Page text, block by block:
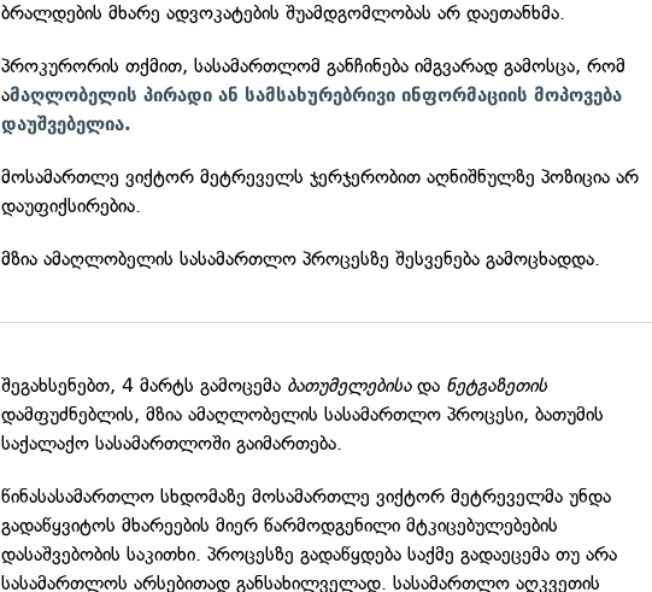
ბრალდების მხარე ადვოკატების შუამდგომლობას არ დაეთანხმა.
პროკურორის თქმით, სასამართლომ განჩინება იმგვარად გამოსცა, რომ
ამაღლობელის პირადი ან სამსახურებრივი ინფორმაციის მოპოვება
დაუშვებელია.
მოსამართლე ვიქტორ მეტრეველს ჯერჯერობით აღნიშნულზე პოზიცია არ
დაუფიქსირებია.
მზია ამაღლობელის სასამართლო პროცესზე შესვენება გამოცხადდა.
შეგახსენებთ, 4 მარტს გამოცემა ბათუმელებისადა ნეტგაზეთის
დამფუძნებლის, მზია ამაღლობელის სასამართლო პროცესი, ბათუმის
საქალაქო სასამართლოში გაიმართება.
წინასასამართლო სხდომაზე მოსამართლე ვიქტორ მეტრეველმა უნდა
გადაწყვიტოს მხარეების მიერ წარმოდგენილი მტკიცებულებების
დასაშვებობის საკითხი. პროცესზე გადაწყდება საქმე გადაეცემა თუ არა
სასამართლოს არსებითად განსახილველად. სასამართლო აღკვეთის